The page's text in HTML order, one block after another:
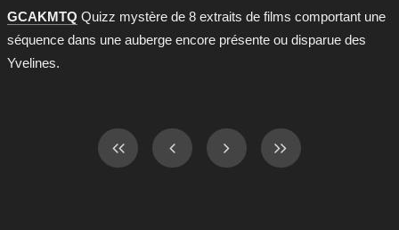
GCAKMTQ Quizz mystère de 8 extraits de films comportant une
séquence dans une auberge encore présente ou disparue des
Yvelines.